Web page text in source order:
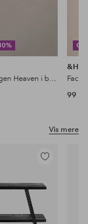
Faconsyet lagen Heaven i bomuld
99
Vis mere
Tilføj
favoritter